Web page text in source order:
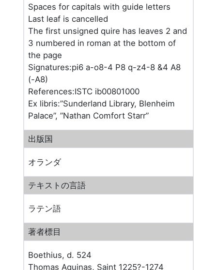
Spaces for capitals with guide letters
Last leaf is cancelled
The first unsigned quire has leaves 2 and
3 numbered in roman at the bottom of
the page
Signatures:pi6 a-o8-4 P8 q-z4-8 &4 A8
(-A8)
References:ISTC ib00801000
Ex libris:”Sunderland Library, Blenheim
Palace”, ”Nathan Comfort Starr”
出版国
オランダ
テキストの言語
ラテン語
著者標目
Boethius, d. 524
Thomas Aquinas, Saint 1225?-1274